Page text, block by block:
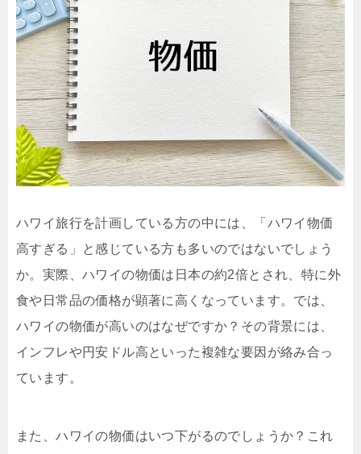
ハワイ旅行を計画している方の中には、「ハワイ物価
高すぎる」と感じている方も多いのではないでしょう
か。実際、ハワイの物価は日本の約2倍とされ、特に外
食や日常品の価格が顕著に高くなっています。では、
ハワイの物価が高いのはなぜですか？その背景には、
インフレや円安ドル高といった複雑な要因が絡み合っ
ています。
また、ハワイの物価はいつ下がるのでしょうか？これ